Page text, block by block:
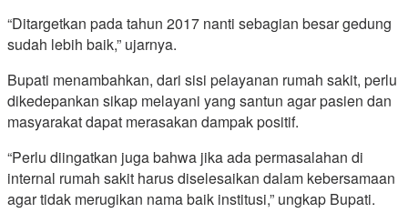
“Ditargetkan pada tahun 2017 nanti sebagian besar gedung
sudah lebih baik,” ujarnya.
Bupati menambahkan, dari sisi pelayanan rumah sakit, perlu
dikedepankan sikap melayani yang santun agar pasien dan
masyarakat dapat merasakan dampak positif.
“Perlu diingatkan juga bahwa jika ada permasalahan di
internal rumah sakit harus diselesaikan dalam kebersamaan
agar tidak merugikan nama baik institusi,” ungkap Bupati.